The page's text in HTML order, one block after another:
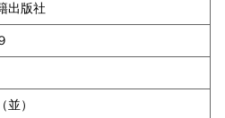
出版社
並）